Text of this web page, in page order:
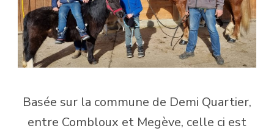
Basée sur la commune de Demi Quartier,
entre Combloux et Megève, celle ci est